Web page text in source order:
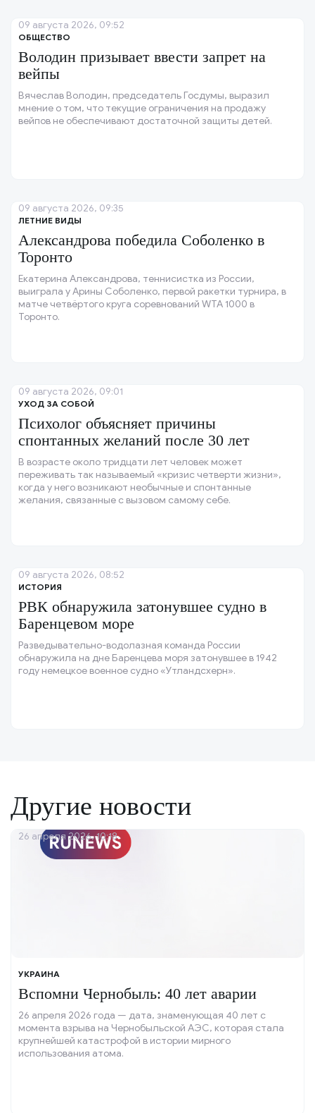
ОБЩЕСТВО
Володин призывает ввести запрет на
вейпы
Вячеслав Володин, председатель Госдумы, выразил
мнение о том, что текущие ограничения на продажу
вейпов не обеспечивают достаточной защиты детей.
09 августа 2026, 09:52
ЛЕТНИЕ ВИДЫ
Александрова победила Соболенко в
Торонто
Екатерина Александрова, теннисистка из России,
выиграла у Арины Соболенко, первой ракетки турнира, в
матче четвёртого круга соревнований WTA 1000 в
Торонто.
09 августа 2026, 09:35
УХОД ЗА СОБОЙ
Психолог объясняет причины
спонтанных желаний после 30 лет
В возрасте около тридцати лет человек может
переживать так называемый «кризис четверти жизни»,
когда у него возникают необычные и спонтанные
желания, связанные с вызовом самому себе.
09 августа 2026, 09:01
ИСТОРИЯ
РВК обнаружила затонувшее судно в
Баренцевом море
Разведывательно-водолазная команда России
обнаружила на дне Баренцева моря затонувшее в 1942
году немецкое военное судно «Утландсхерн».
09 августа 2026, 08:52
Другие новости
УКРАИНА
Вспомни Чернобыль: 40 лет аварии
26 апреля 2026 года — дата, знаменующая 40 лет с
момента взрыва на Чернобыльской АЭС, которая стала
крупнейшей катастрофой в истории мирного
использования атома.
26 апреля 2026, 10:18